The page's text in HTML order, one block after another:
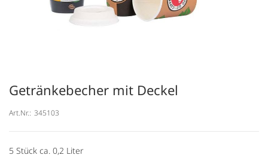
Getränkebecher mit Deckel
Art.Nr.: 345103
5 Stück ca. 0,2 Liter